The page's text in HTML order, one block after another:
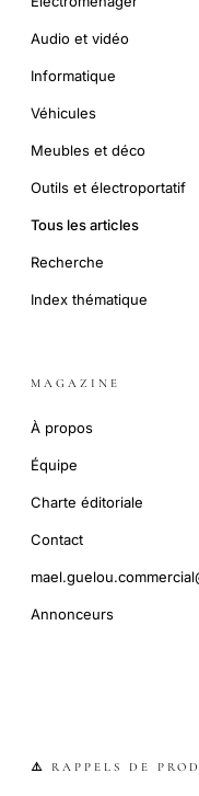
Audio et vidéo
Informatique
Véhicules
Meubles et déco
Outils et électroportatif
Tous les articles
Recherche
Index thématique
MAGAZINE
À propos
Équipe
Charte éditoriale
Contact
Annonceurs
⚠️ RAPPELS DE